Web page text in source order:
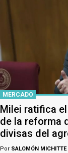
MERCADO
Milei ratifica
de la reforma
divisas del
Por SALOMÓN MICHITTE